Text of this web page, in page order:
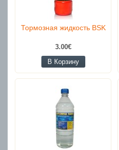
Тормозная жидкость BSK
3.00€
В Корзину